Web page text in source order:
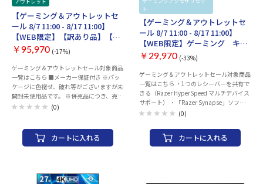
Bluetooth 5.3 付属品：専用ACアダプタ 本
体質量：約1.98kg 保証期間：メーカー保
証１年間 ・こちらの商品につきましては
ご購入後お客様ご都合によりますご返品は
一切お受けできませんので、ご購入の際に
は必ずご希望の商品かどうかの確認をお願
IPS Displayモジュール：Pogo Pin ・
5xFader Module：Pogo Pin ・2xRoller
Module：Pogo Pin ＜定格電圧＞ ・ベース
モジュール：5V ・15xKey IPS Displayモ
ジュール：5V ・5xFader Module：5V ・
2xRoller Module：5V ＜安全電流＞ ・ベー
スモジュール：400mA ・15xKey IPS
Module：300mA ・2xRoller Module：
150mA ＜USB＞ ・ベースモジュール：
USB 2.0 ・15xKey IPS Displayモジュー
ル：USB 2.0 ・5xFader Module：USB 2.0
・2xRoller Module：USB 2.0 ＜I/O＞ ・ベ
15xKey IPS Displayモジュール：Keys &
IPS Display Panel ・5xFader Module：
アウトレット
【ゲーミング＆アウトレットセ
ール 8/7 11:00 - 8/17 11:00】
【WEB限定】【訳あり品】【箱
破損】【未開封・未使用】JVC
Victor 「ポータブル電源 BN-
RF510 (512Wh)」 + 「180W ソ
ーラーパネル BH-SV180」 防
災・節電セット
￥95,970 (-17%)
ゲーミング＆アウトレットセール対象商品
一覧はこちら ■メーカー保証付き ※パッ
ケージに色褪せ、破れ等がございますが未
開封未使用品です。 ※併売品につき、売り
切れの際はご容赦ください。 太陽光で電
ー」の安心・長寿命ソーラー蓄電セット。
(0)
カートに入れる
ト
【ゲーミング＆アウトレットセ
ール 8/7 11:00 - 8/17 11:00】
【WEB限定】ゲーミング キー
ボード・マウスセット [ブラッ
￥29,970 (-33%)
ゲーミング＆アウトレットセール対象商品
一覧はこちら ・1つのレシーバーを共有で
きる（Razer HyperSpeed マルチデバイス
サポート） ・「Razer Synapse」ソフトで
一括管理・ライティング同期 ・エルゴノ
一感
(0)
カートに入れる